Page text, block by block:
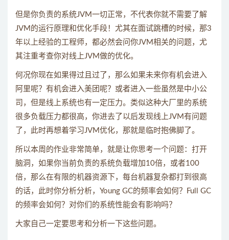
但是你负责的系统JVM一切正常，不代表你就不需要了解
JVM的运行原理和优化手段！尤其在面试跳槽的时候，那3
年以上经验的工程师，都必然会问你JVM相关的问题，尤
其注重考查你对线上JVM做的优化。
何况你现在如果得过且过了，那么如果未来你有机会进入
阿里呢？有机会进入美团呢？或者进入一些虽然是中小公
司，但是线上系统也有一定压力。类似这种大厂里的系统
很多负载压力都很高，你进去了以后发现线上JVM有问题
了，此时再想着学习JVM优化，那就是临时抱佛脚了。
所以本周的作业非常简单，就是让你思考一个问题：打开
脑洞，如果你当前负责的系统负载增加10倍，或者100
倍，那么在有限的机器资源下，每台机器复杂都打到很高
的话，此时你分析分析，Young GC的频率会如何？Full GC
的频率会如何？对你们的系统性能会有影响吗？
大家自己一定要思考和分析一下这些问题。